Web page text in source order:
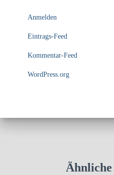
Anmelden
Eintrags-Feed
Kommentar-Feed
WordPress.org